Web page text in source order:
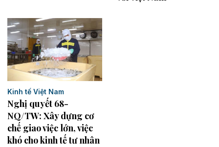
Kinh tế Việt Nam
Nghị quyết 68-
NQ/TW: Xây dựng cơ
chế giao việc lớn, việc
khó cho kinh tế tư nhân